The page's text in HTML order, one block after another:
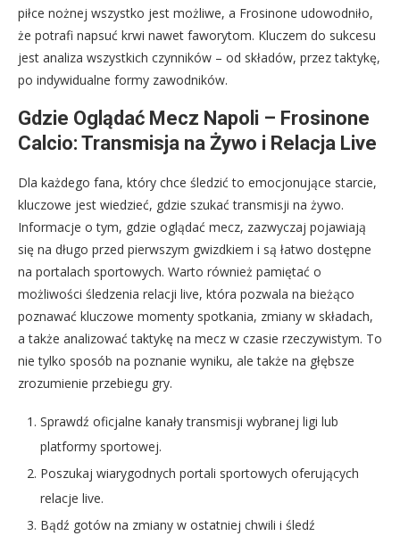
piłce nożnej wszystko jest możliwe, a Frosinone udowodniło,
że potrafi napsuć krwi nawet faworytom. Kluczem do sukcesu
jest analiza wszystkich czynników – od składów, przez taktykę,
po indywidualne formy zawodników.
Gdzie Oglądać Mecz Napoli – Frosinone
Calcio: Transmisja na Żywo i Relacja Live
Dla każdego fana, który chce śledzić to emocjonujące starcie,
kluczowe jest wiedzieć, gdzie szukać transmisji na żywo.
Informacje o tym, gdzie oglądać mecz, zazwyczaj pojawiają
się na długo przed pierwszym gwizdkiem i są łatwo dostępne
na portalach sportowych. Warto również pamiętać o
możliwości śledzenia relacji live, która pozwala na bieżąco
poznawać kluczowe momenty spotkania, zmiany w składach,
a także analizować taktykę na mecz w czasie rzeczywistym. To
nie tylko sposób na poznanie wyniku, ale także na głębsze
zrozumienie przebiegu gry.
Sprawdź oficjalne kanały transmisji wybranej ligi lub
platformy sportowej.
Poszukaj wiarygodnych portali sportowych oferujących
relacje live.
Bądź gotów na zmiany w ostatniej chwili i śledź